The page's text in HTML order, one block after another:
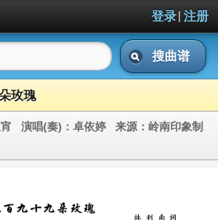
登录| 注册
搜曲谱
玫瑰
宵 演唱(奏)： 卓依婷 来源： 岭南印象制